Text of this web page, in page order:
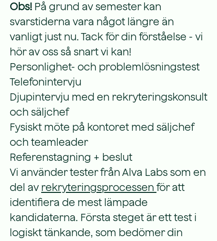
Obs! På grund av semester kan
svarstiderna vara något längre än
vanligt just nu. Tack för din förståelse - vi
hör av oss så snart vi kan!
Personlighet- och problemlösningstest
Telefonintervju
Djupintervju med en rekryteringskonsult
och säljchef
Fysiskt möte på kontoret med säljchef
och teamleader
Referenstagning + beslut
Vi använder tester från Alva Labs som en
del av rekryteringsprocessen för att
identifiera de mest lämpade
kandidaterna. Första steget är ett test i
logiskt tänkande, som bedömer din